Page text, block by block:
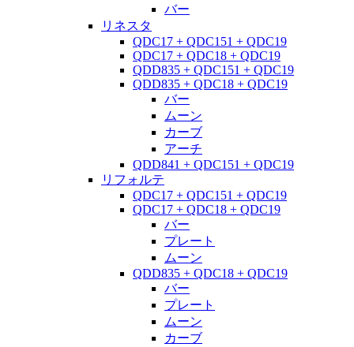
バー
リネスタ
QDC17 + QDC151 + QDC19
QDC17 + QDC18 + QDC19
QDD835 + QDC151 + QDC19
QDD835 + QDC18 + QDC19
バー
ムーン
カーブ
アーチ
QDD841 + QDC151 + QDC19
リフォルテ
QDC17 + QDC151 + QDC19
QDC17 + QDC18 + QDC19
バー
プレート
ムーン
QDD835 + QDC18 + QDC19
バー
プレート
ムーン
カーブ